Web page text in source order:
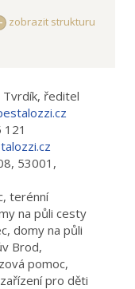
zobrazit strukturu
Tvrdík, ředitel
53001,
terénní
na půli cesty
domy na půli
Brod,
pomoc,
pro děti